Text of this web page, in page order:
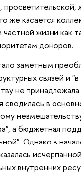
же касается
частной жизни как
доноров.
заметным
связей и
не
сводилась в
а бюджетная
Однако в
внутренних